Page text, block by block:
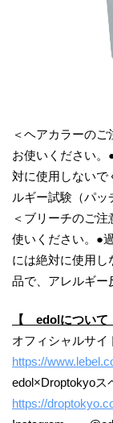
＜ヘアカラーの
お使いください
対に使用しないで
ルギー試験（パッ
＜ブリーチのご
使いください。●
には絶対に使用
品で、アレルギー
【 edolについて
オフィシャルサ
https://
edol×Droptokyo
https://